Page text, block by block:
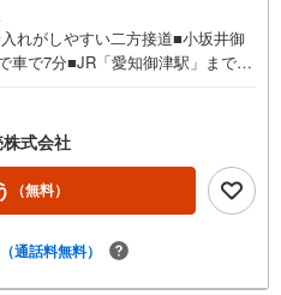
れがしやすい二方接道■小坂井御
車で7分■JR「愛知御津駅」まで徒
舗営業中！三河エリア・遠州エリ
さい。新築戸建、中古戸建、中
客様のご希望に合わせてご提案い
リフォーム実績多数！中古物件を
う多くの方々がリフォームを行っ
・キッズスペース用意しておりま
式会社
（無料）
（通話料無料）